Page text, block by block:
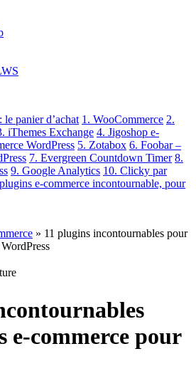
le panier d’achat 1. WooCommerce 2.
iThemes Exchange 4. Jigoshop e-
WordPress 5. Zotabox 6. Foobar –
7. Evergreen Countdown Timer 8.
9. Google Analytics 10. Clicky par
e-commerce incontournable, pour
» 11 plugins incontournables pour
e-commerce pour